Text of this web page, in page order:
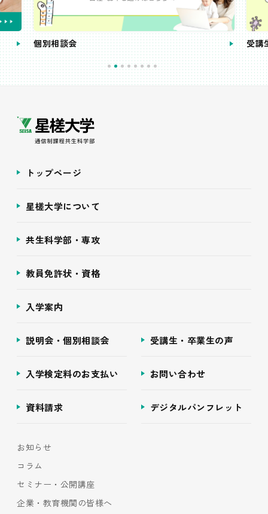
個別相談会 受講
トップページ
星槎大学について
共生科学部・専攻
教員免許状・資格
入学案内
説明会・個別相談会 受講生・卒業生の声
入学検定料のお支払い お問い合わせ
資料請求 デジタルパンフレット
お知らせ
コラム
セミナー・公開講座
企業・教育機関の皆様へ